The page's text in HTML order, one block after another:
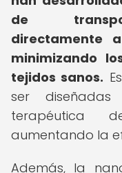
de
directamente
minimizando
tejidos sanos.
ser
terapéutica
aumentando la
Además, la